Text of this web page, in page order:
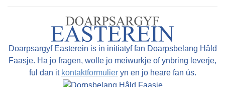
Doarpsargyf Easterein is in initiatyf fan Doarpsbelang Hâld
Faasje. Ha jo fragen, wolle jo meiwurkje of ynbring leverje,
ful dan it kontaktformulieryn en jo heare fan ús.